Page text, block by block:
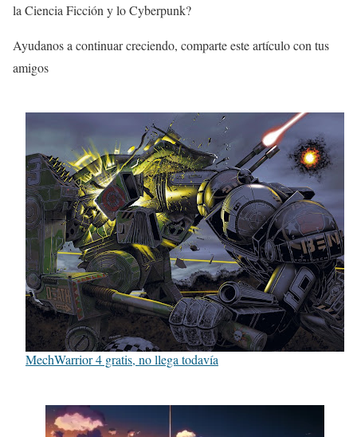
la Ciencia Ficción y lo Cyberpunk?
Ayudanos a continuar creciendo, comparte este artículo con tus
amigos
MechWarrior 4 gratis, no llega todavía